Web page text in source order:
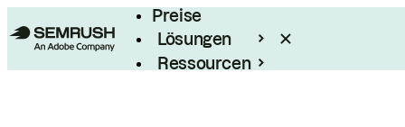
Preise
Lösungen
Ressourcen